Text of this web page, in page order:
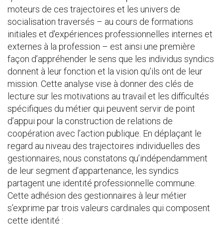
moteurs de ces trajectoires et les univers de
socialisation traversés – au cours de formations
initiales et d'expériences professionnelles internes et
externes à la profession – est ainsi une première
façon d’appréhender le sens que les individus syndics
donnent à leur fonction et la vision qu’ils ont de leur
mission. Cette analyse vise à donner des clés de
lecture sur les motivations au travail et les difficultés
spécifiques du métier qui peuvent servir de point
d’appui pour la construction de relations de
coopération avec l’action publique. En déplaçant le
regard au niveau des trajectoires individuelles des
gestionnaires, nous constatons qu’indépendamment
de leur segment d’appartenance, les syndics
partagent une identité professionnelle commune.
Cette adhésion des gestionnaires à leur métier
s’exprime par trois valeurs cardinales qui composent
cette identité :